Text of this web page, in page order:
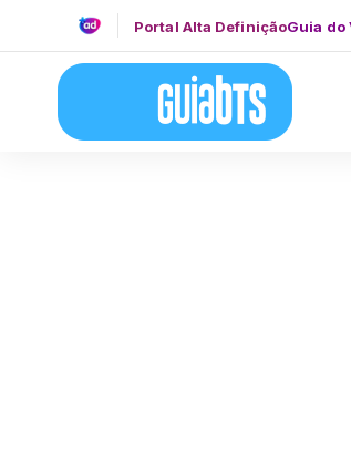
Portal Alta DefiniçãoGuia do